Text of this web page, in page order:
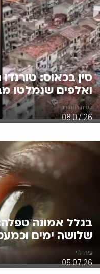
סין בכאוס:
ואלפים שנמלטו
עמית רוזנברג
08.07.26
בגלל אמונה
שלושה ימים
עידו לוי
05.07.26